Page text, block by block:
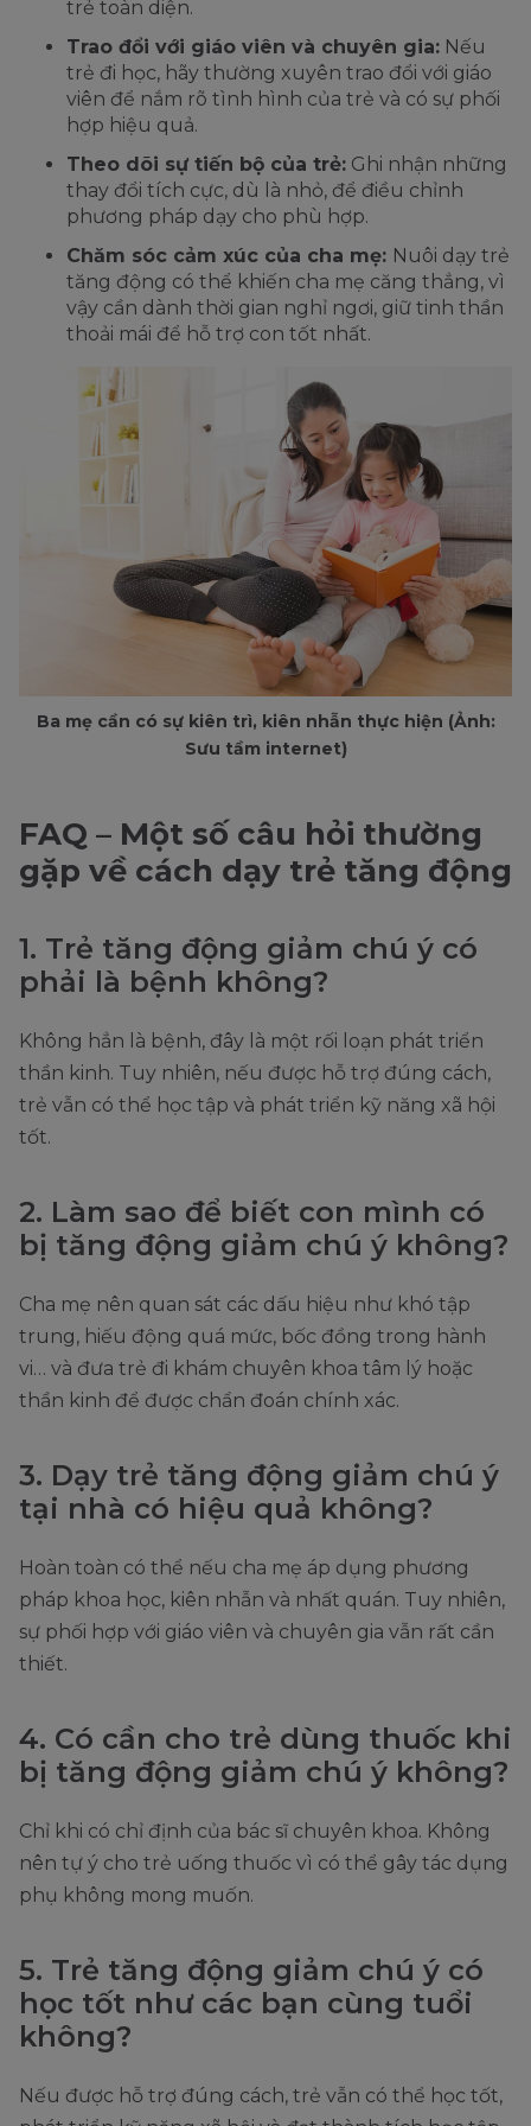
trẻ toàn diện.
Trao đổi với giáo viên và chuyên gia: Nếu
trẻ đi học, hãy thường xuyên trao đổi với giáo
viên để nắm rõ tình hình của trẻ và có sự phối
hợp hiệu quả.
Theo dõi sự tiến bộ của trẻ: Ghi nhận những
thay đổi tích cực, dù là nhỏ, để điều chỉnh
phương pháp dạy cho phù hợp.
Chăm sóc cảm xúc của cha mẹ: Nuôi dạy trẻ
tăng động có thể khiến cha mẹ căng thẳng, vì
vậy cần dành thời gian nghỉ ngơi, giữ tinh thần
thoải mái để hỗ trợ con tốt nhất.
Ba mẹ cần có sự kiên trì, kiên nhẫn thực hiện (Ảnh:
Sưu tầm internet)
FAQ – Một số câu hỏi thường
gặp về cách dạy trẻ tăng động
1. Trẻ tăng động giảm chú ý có
phải là bệnh không?
Không hẳn là bệnh, đây là một rối loạn phát triển
thần kinh. Tuy nhiên, nếu được hỗ trợ đúng cách,
trẻ vẫn có thể học tập và phát triển kỹ năng xã hội
tốt.
2. Làm sao để biết con mình có
bị tăng động giảm chú ý không?
Cha mẹ nên quan sát các dấu hiệu như khó tập
trung, hiếu động quá mức, bốc đồng trong hành
vi… và đưa trẻ đi khám chuyên khoa tâm lý hoặc
thần kinh để được chẩn đoán chính xác.
3. Dạy trẻ tăng động giảm chú ý
tại nhà có hiệu quả không?
Hoàn toàn có thể nếu cha mẹ áp dụng phương
pháp khoa học, kiên nhẫn và nhất quán. Tuy nhiên,
sự phối hợp với giáo viên và chuyên gia vẫn rất cần
thiết.
4. Có cần cho trẻ dùng thuốc khi
bị tăng động giảm chú ý không?
Chỉ khi có chỉ định của bác sĩ chuyên khoa. Không
nên tự ý cho trẻ uống thuốc vì có thể gây tác dụng
phụ không mong muốn.
5. Trẻ tăng động giảm chú ý có
học tốt như các bạn cùng tuổi
không?
Nếu được hỗ trợ đúng cách, trẻ vẫn có thể học tốt,